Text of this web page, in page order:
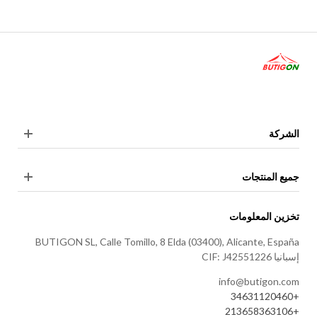
الشركة
جميع المنتجات
تخزين المعلومات
BUTIGON SL, Calle Tomillo, 8 Elda (03400), Alicante, España
إسبانيا CIF: J42551226
info@butigon.com
+34631120460
+213658363106